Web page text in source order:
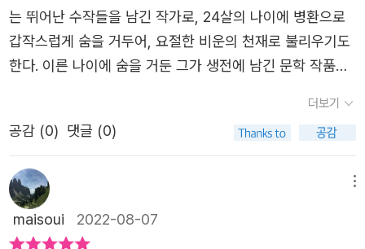
유지자는 만인의 안녕을 보장하고 만인의 안녕에 기반하는
법률임에도 불구하고 국가 질서 유지의 명목으로 대다수의
만인을 혹사시키며 굶주리는 그들을 외면하고 있는 대공국
위한 질서인지 묻는다. 법은 소수 계급의 전유물로서 민중을
더 쉽게 착취하기 위한 수단에 지나지 않고, 독일의 사법부
는 제후들에게 몸을 파는 창녀라고 가차없이 퍼붓는다. 권력
과 빈부의 대물림을 지적하면서 왕정은 민중의 피를 빠는 거
머리의 머리요, 장관들은 이빨이요, 관리들은 꼬리라고 질타
한다. 또한 프랑스 혁명을 들어 세습 왕정 체제와 신분제 의
다면 이 작품을 온전히 더 이해할 수 있지 않았을까 하는 아
쉬움이 남을 수 있겠지만 작품 해설 덕분에 이해하는 것에
많은 도움이 되었다. 첫 작품부터 혁명을 다룬 이야기로 강
렬함을 여실히 느낄 수 있었다.​​<보이체크>는 비극적인 이야
기다. 가난한 보이체크는 의사 밑에서 부업을 하면서 아내
마리와 갓난 아기의 생계를 책임지며 살아가고 있다. 그러
나, 아내 마리의 부적절한 행동에 화가 난 그는 살인을 저지
른다. 굶주림, 증오, 질투 등의 많은 시련을 겪으면서 정신
착란을 일으킨 것이다. 뷔히너는 이 작품을 통해서 사회 구
조의 억압을 다루고 있다.이 작품은 읽다가 마지막이 갑자기
가는 길도 천차만별입니다. 에베르파가 승리했더라면 공화
국은 혼란의 도가니로 변했을 테고 전제 정치가 횡행했을 것
입니다. 정치가에게 청렴하기를 기대할 수 있을지 과연 당통
간이 아름다운 건 자유롭게 의지를 사용할 수 있기 때문이
야. ---p.158 보이체크를 읽으니 인간은 무엇으로 사는가
가 떠오릅니다. 인간은 왜 존재할까요? 만일 신이 인간을 만
들지 않았다면, 농민과 칠장이, 구두장이, 의사는 무엇으로
먹고살 수 있겠습니까 걱정합니다. 보이체크는 가장 비천한
계층 출신이 주인공으로 나오는 독일 최초의 비극이라고 했
는 뛰어난 수작들을 남긴 작가로, 24살의 나이에 병환으로
갑작스럽게 숨을 거두어, 요절한 비운의 천재로 불리우기도
한다. 이른 나이에 숨을 거둔 그가 생전에 남긴 문학 작품은
설 「렌츠」 등 네 편뿐이고 생전에는 희곡 『당통의 죽음』 만이
출판되었지만, 독일 문학사에 강렬한 흔적을 남기며 후대 작
는 『당통의 죽음』, 『보이체크』, 『레옹스와 레나』, 『렌츠』 의
문학 작품 외에 <『레옹스와 레나』 의 흩어진 단편들>, <헤
센 지방의 전령>, <뇌신경에 관한 시범 강연> 또한 수록되
더보기
공감 (0) 댓글 (0)
maisoui 2022-08-07